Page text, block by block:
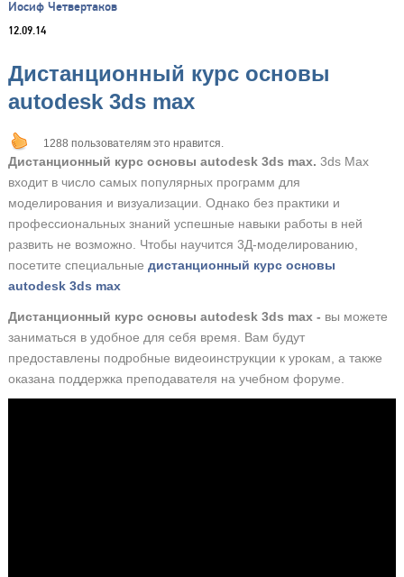
Иосиф Четвертаков
12.09.14
Дистанционный курс основы
autodesk 3ds max
1288 пользователям это нравится.
Дистанционный курс основы autodesk 3ds max. 3ds Max
входит в число самых популярных программ для
моделирования и визуализации. Однако без практики и
профессиональных знаний успешные навыки работы в ней
развить не возможно. Чтобы научится 3Д-моделированию,
посетите специальные дистанционный курс основы
autodesk 3ds max
Дистанционный курс основы autodesk 3ds max - вы можете
заниматься в удобное для себя время. Вам будут
предоставлены подробные видеоинструкции к урокам, а также
оказана поддержка преподавателя на учебном форуме.